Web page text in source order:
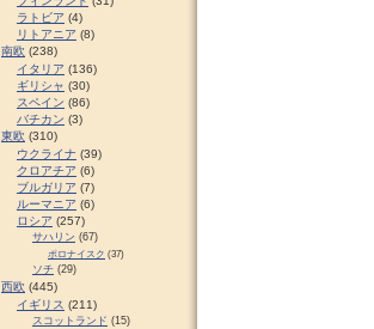
ラトビア (4)
リトアニア (8)
南欧 (238)
イタリア (136)
ギリシャ (30)
スペイン (86)
バチカン (3)
東欧 (310)
ウクライナ (39)
クロアチア (6)
ブルガリア (7)
ルーマニア (6)
ロシア (257)
サハリン (67)
ポロナイスク (37)
ソチ (29)
西欧 (445)
イギリス (211)
スコットランド (15)